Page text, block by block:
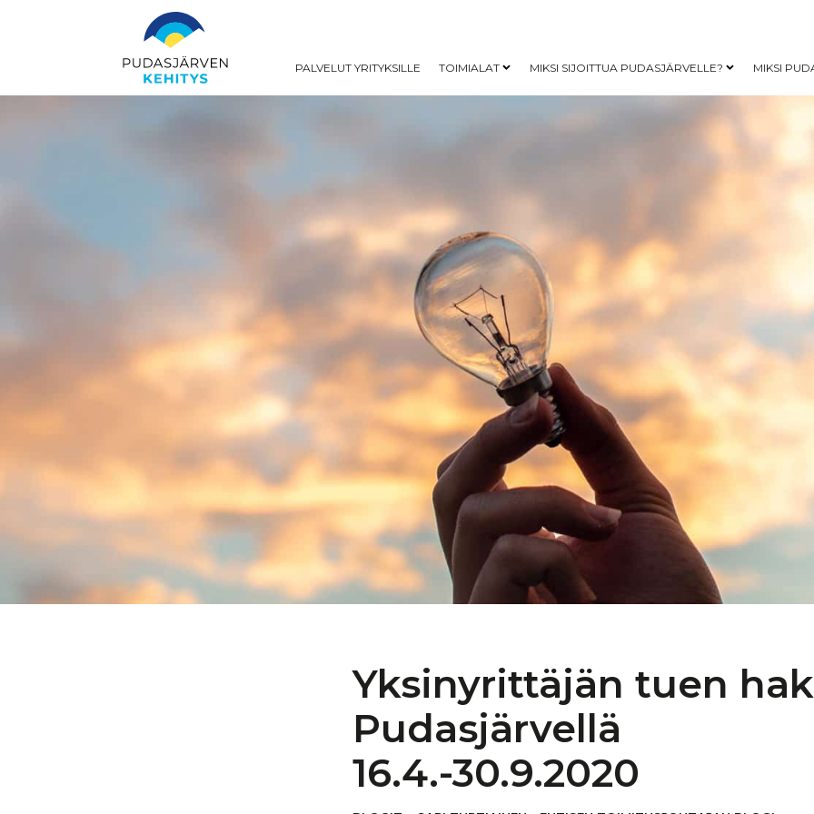
PALVELUT YRITYKSILLE TOIMIALAT
Open child menu
MIKSI SIJOITTUA PUDASJÄRVELLE?
Open child
MIKSI
Yksinyrittäjän tuen
Pudasjärvellä
16.4.-30.9.2020